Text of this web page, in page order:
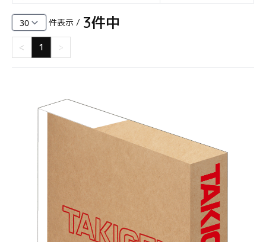
件表示 / 3件中
< 1 >